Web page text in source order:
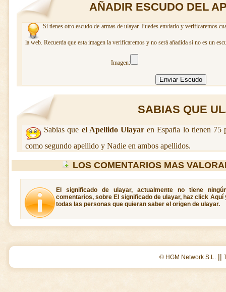
AÑADIR ESCUDO DEL
Si tienes otro escudo de armas de ulayar. Puedes enviarlo y verificaremos
la web. Recuerda que esta imagen la verificaremos y no será añadida si no es un
Imagen:
SABIAS QUE
Sabias que el Apellido Ulayar en España lo tienen 75
como segundo apellido y Nadie en ambos apellidos.
LOS COMENTARIOS MAS
El significado de ulayar, actualmente no tiene
comentarios, sobre El significado de ulayar, haz click
todas las personas que quieran saber el origen de ulayar.
© HGM Network S.L. ||